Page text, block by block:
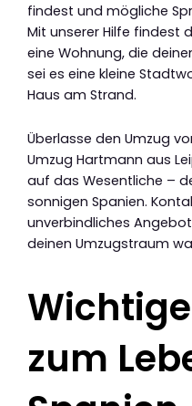
findest und mögliche
Mit unserer Hilfe findest
eine Wohnung, die
sei es eine kleine
Haus am Strand.
Überlasse den Umzug
Umzug Hartmann aus
auf das Wesentliche –
sonnigen Spanien.
unverbindliches
deinen Umzugstraum
zum